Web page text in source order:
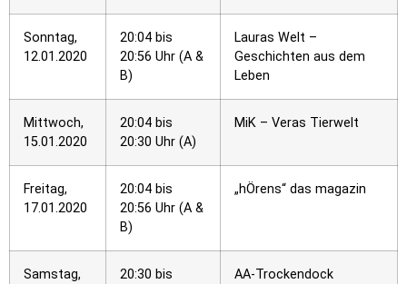
Sonntag,
12.01.2020
20:04 bis
20:56 Uhr (A &
B)
Lauras Welt –
Geschichten aus dem
Leben
Mittwoch,
15.01.2020
20:04 bis
20:30 Uhr (A)
MiK – Veras Tierwelt
Freitag,
17.01.2020
20:04 bis
20:56 Uhr (A &
B)
„hÖrens“ das magazin
Samstag,
20:30 bis
AA-Trockendock